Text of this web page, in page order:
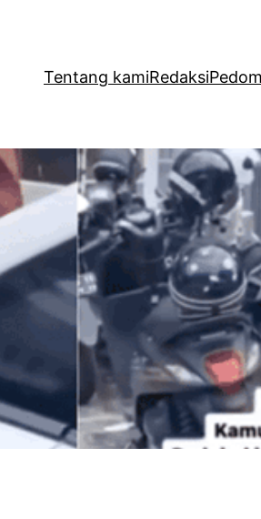
Tentang kamiRedaksi